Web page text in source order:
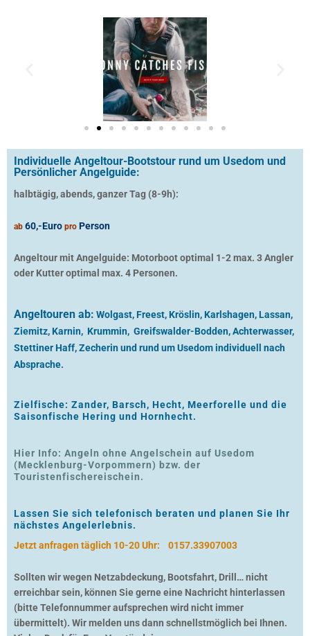
Individuelle Angeltour-Bootstour rund um Usedom und
Persönlicher Angelguide:
halbtägig, abends, ganzer Tag (8-9h):
ab 60,-Euro pro Person
Angeltour mit Angelguide: Motorboot optimal 1-2 max. 3 Angler
oder Kutter optimal max. 4 Personen.
Angeltouren ab: Wolgast, Freest, Kröslin, Karlshagen, Lassan,
Ziemitz, Karnin, Krummin, Greifswalder-Bodden, Achterwasser,
Stettiner Haff, Zecherin und rund um Usedom individuell nach
Absprache.
Zielfische: Zander, Barsch, Hecht, Meerforelle und die
Saisonfische Hering und Hornhecht.
Hier Info: Angeln ohne Angelschein auf Usedom
(Mecklenburg-Vorpommern) bzw. der
Touristenfischereischein.
Lassen Sie sich telefonisch beraten und planen Sie Ihr
nächstes Angelerlebnis.
Jetzt anfragen täglich 10-20 Uhr:
0157.33907003
Sollten wir wegen Netzabdeckung, Bootsfahrt, Drill… nicht
erreichbar sein, können Sie gerne eine Nachricht hinterlassen
(bitte Telefonnummer aufsprechen wird nicht immer
übermittelt). Wir melden uns dann schnellstmöglich bei Ihnen.